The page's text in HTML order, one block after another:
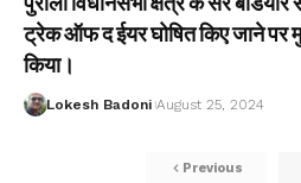
ट्रेक ऑफ द ईयर घोषित किए जाने पर
किया।
Lokesh Badoni August 25, 2024
Previous